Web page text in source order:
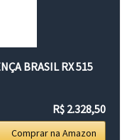
BRASIL RX 515
R$ 2.328,50
Comprar na Amazon